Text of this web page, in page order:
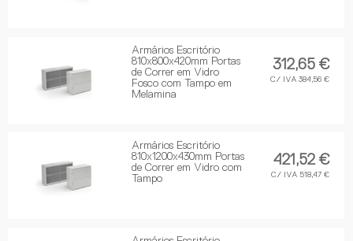
Armários Escritório
810x800x420mm Portas
de Correr em Vidro
Fosco com Tampo em
Melamina
312,65 €
C/ IVA 384,56 €
Armários Escritório
810x1200x430mm Portas
de Correr em Vidro com
Tampo
421,52 €
C/ IVA 518,47 €